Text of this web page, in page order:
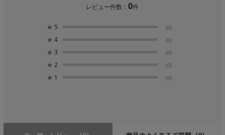
レビュー件数：0件
★ 5 (0)
★ 4 (0)
★ 3 (0)
★ 2 (0)
★ 1 (0)